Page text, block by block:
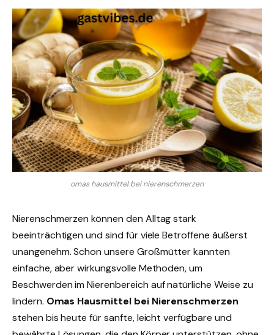
omas hausmittel bei nierenschmerzen
Nierenschmerzen können den Alltag stark
beeinträchtigen und sind für viele Betroffene äußerst
unangenehm. Schon unsere Großmütter kannten
einfache, aber wirkungsvolle Methoden, um
Beschwerden im Nierenbereich auf natürliche Weise zu
lindern. Omas Hausmittel bei Nierenschmerzen
stehen bis heute für sanfte, leicht verfügbare und